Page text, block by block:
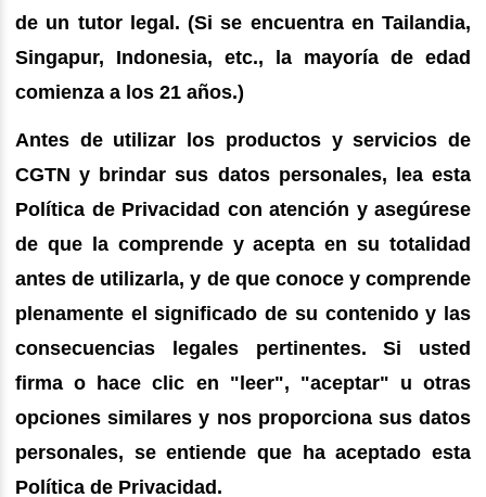
de un tutor legal. (Si se encuentra en Tailandia,
Singapur, Indonesia, etc., la mayoría de edad
comienza a los 21 años.)
Antes de utilizar los productos y servicios de
CGTN y brindar sus datos personales, lea esta
Política de Privacidad con atención y asegúrese
de que la comprende y acepta en su totalidad
antes de utilizarla, y de que conoce y comprende
plenamente el significado de su contenido y las
consecuencias legales pertinentes. Si usted
firma o hace clic en "leer", "aceptar" u otras
opciones similares y nos proporciona sus datos
personales, se entiende que ha aceptado esta
Política de Privacidad.